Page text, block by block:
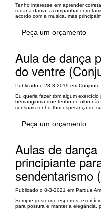
Tenho interesse em aprender
rodar a dama, acompanhar
acordo com a música, más
Peça um orçamento
Aula de dança
do ventre
Publicado o 28-8-2019 em
Eu queria fazer tbm algum
hemangioma que tenho no olho
sensuais tenho tbm esperança de
Peça um orçamento
Aulas de
principiante
sendentarismo
Publicado o 8-3-2021 em Parque
Sempre gostei de esportes,
para postura e manter a elegância,